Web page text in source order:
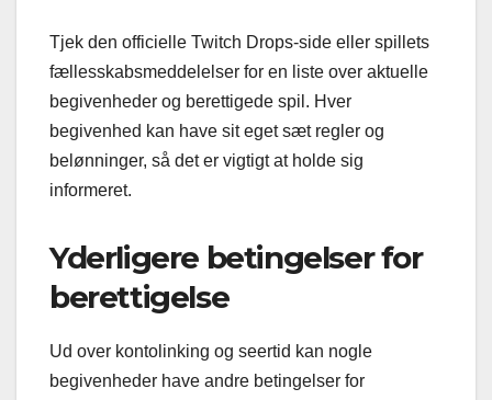
Tjek den officielle Twitch Drops-side eller spillets
fællesskabsmeddelelser for en liste over aktuelle
begivenheder og berettigede spil. Hver
begivenhed kan have sit eget sæt regler og
belønninger, så det er vigtigt at holde sig
informeret.
Yderligere betingelser for
berettigelse
Ud over kontolinking og seertid kan nogle
begivenheder have andre betingelser for